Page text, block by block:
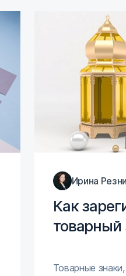
Как
товарный
Ирина
Товарные знаки,